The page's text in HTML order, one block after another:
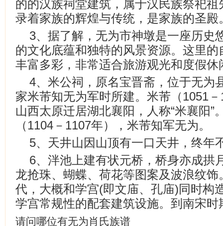
的的汉族祠堂建筑，属于汉民族祭祀
录着家族的辉煌与传统，是家族的圣殿
3、据了解，无为市神墩是一座历史
的文化底蕴和独特的风景资源。这里
丰富多彩，非常适合旅游观光和度假休
4、米公祠，原名宝晋斋，位于无为
家米芾知无为军时所建。米芾（1051
山西太原迁居湖北襄阳，人称“米襄阳”
（1104－1107年），米芾知军无为。
5、天井山因山顶有一口天井，终年
6、泮池上建有状元桥，桥身亦成拱
龙抢珠、蝴蝶、荷花等图案及波浪纹
代，大概和学宫(即文庙、孔庙)同时构
学宫常规性的配套建筑设施。到南宋
请问哪位有无为肖氏族谱